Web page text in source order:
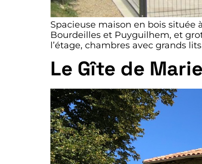
Spacieuse maison en bois
Bourdeilles et Puyguilhem, et
l’étage, chambres avec grands
Le Gîte de Marie